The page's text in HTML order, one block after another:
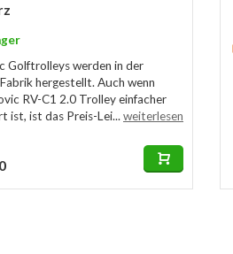
Golftrolleys werden in der
hergestellt. Auch wenn
RV-C1 2.0 Trolley einfacher
ist, ist das Preis-Lei... weiterlesen